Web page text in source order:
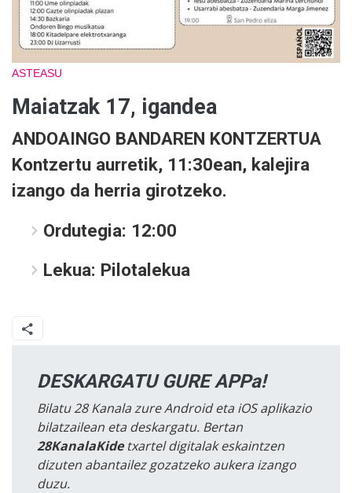
ASTEASU
Maiatzak 17, igandea
ANDOAINGO BANDAREN KONTZERTUA
Kontzertu aurretik, 11:30ean, kalejira
izango da herria girotzeko.
Ordutegia: 12:00
Lekua: Pilotalekua
DESKARGATU GURE APPa!
Bilatu 28 Kanala zure Android eta iOS aplikazio
bilatzailean eta deskargatu. Bertan
28KanalaKidetxartel digitalak eskaintzen
dizuten abantailez gozatzeko aukera izango
duzu.